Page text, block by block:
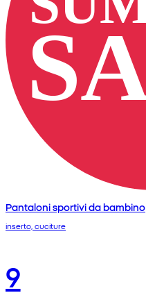
Pantaloni sportivi da bambino
inserto, cuciture
9